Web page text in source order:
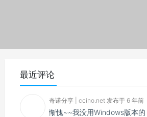
最近评论
奇诺分享 | ccino.net 发布于 6 年前